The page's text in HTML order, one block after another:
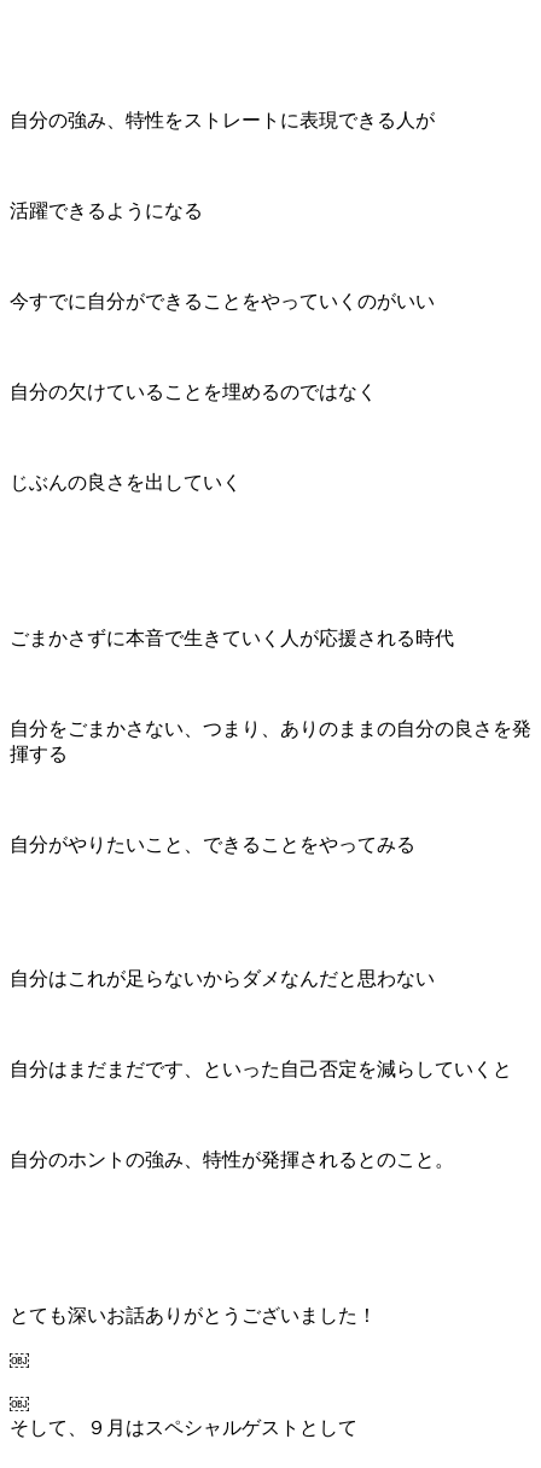
自分の強み、特性をストレートに表現できる人が
活躍できるようになる
今すでに自分ができることをやっていくのがいい
自分の欠けていることを埋めるのではなく
じぶんの良さを出していく
ごまかさずに本音で生きていく人が応援される時代
自分をごまかさない、つまり、ありのままの自分の良さを発
揮する
自分がやりたいこと、できることをやってみる
自分はこれが足らないからダメなんだと思わない
自分はまだまだです、といった自己否定を減らしていくと
自分のホントの強み、特性が発揮されるとのこと。
とても深いお話ありがとうございました！
￼
￼
そして、９月はスペシャルゲストとして